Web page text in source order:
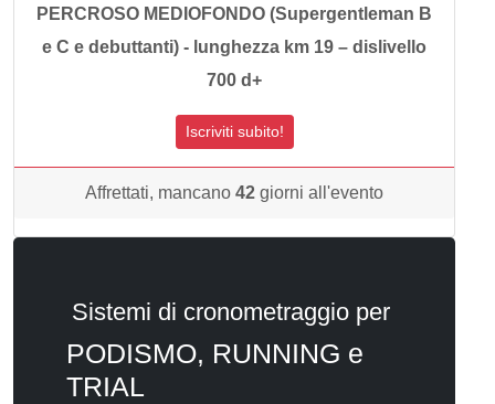
PERCROSO MEDIOFONDO (Supergentleman B
e C e debuttanti) - lunghezza km 19 – dislivello
700 d+
Iscriviti subito!
Affrettati, mancano 42 giorni all'evento
Sistemi di cronometraggio per
PODISMO, RUNNING e
TRIAL